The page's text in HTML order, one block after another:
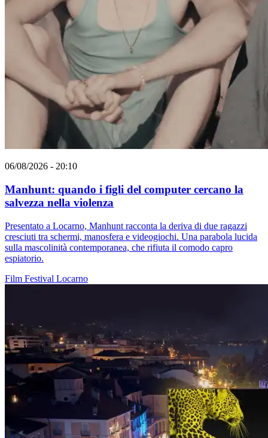
06/08/2026 - 20:10
Manhunt: quando i figli del computer cercano la
salvezza nella violenza
Presentato a Locarno, Manhunt racconta la deriva di due ragazzi
cresciuti tra schermi, manosfera e videogiochi. Una parabola lucida
sulla mascolinità contemporanea, che rifiuta il comodo capro
espiatorio.
Film Festival Locarno